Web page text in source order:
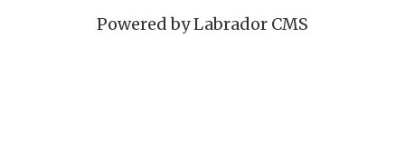
Powered by Labrador CMS